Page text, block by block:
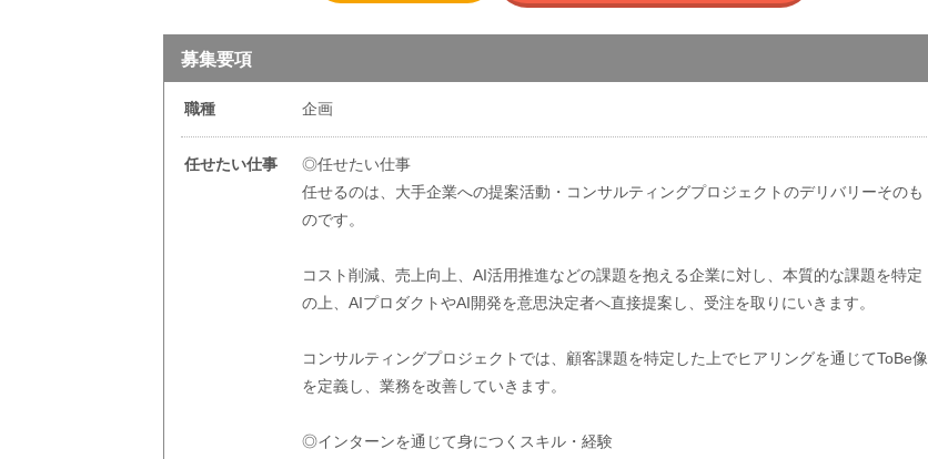
募集要項
職種 企画
任せたい仕事
◎任せたい仕事
任せるのは、大手企業への提案活動・コンサルティングプロジェクトのデリバリーそのも
のです。
コスト削減、売上向上、AI活用推進などの課題を抱える企業に対し、本質的な課題を特定
の上、AIプロダクトやAI開発を意思決定者へ直接提案し、受注を取りにいきます。
コンサルティングプロジェクトでは、顧客課題を特定した上でヒアリングを通じてToBe像
を定義し、業務を改善していきます。
◎インターンを通じて身につくスキル・経験